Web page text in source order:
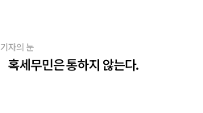
기자의 눈
혹세무민은 통하지 않는다.